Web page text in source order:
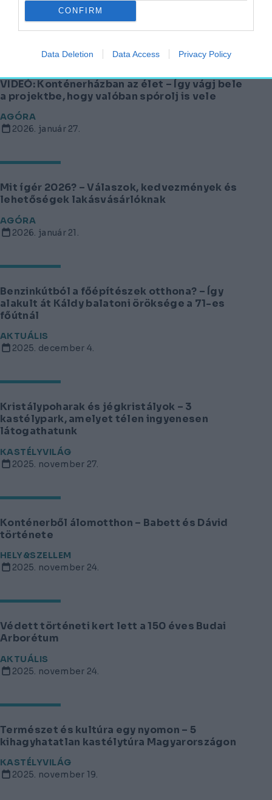
CONFIRM
Data Deletion Data Access Privacy Policy
2026. február 20.
VIDEÓ: Konténerházban az élet – Így vágj bele
a projektbe, hogy valóban spórolj is vele
AGÓRA
2026. január 27.
Mit ígér 2026? – Válaszok, kedvezmények és
lehetőségek lakásvásárlóknak
AGÓRA
2026. január 21.
Benzinkútból a főépítészek otthona? – Így
alakult át Káldy balatoni öröksége a 71-es
főútnál
AKTUÁLIS
2025. december 4.
Kristálypoharak és jégkristályok – 3
kastélypark, amelyet télen ingyenesen
látogathatunk
KASTÉLYVILÁG
2025. november 27.
Konténerből álomotthon – Babett és Dávid
története
HELY&SZELLEM
2025. november 24.
Védett történeti kert lett a 150 éves Budai
Arborétum
AKTUÁLIS
2025. november 24.
Természet és kultúra egy nyomon – 5
kihagyhatatlan kastélytúra Magyarországon
KASTÉLYVILÁG
2025. november 19.